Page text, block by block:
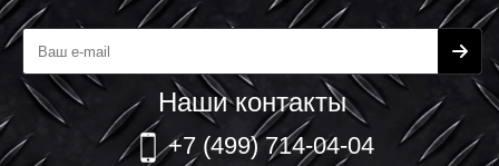
Наши контакты
+7 (499) 714-04-04